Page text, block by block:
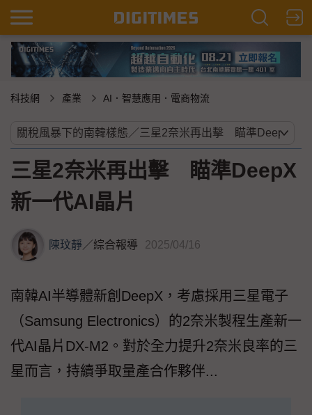
科技網 產業 AI．智慧應用．電商物流
三星2奈米再出擊 瞄準DeepX
新一代AI晶片
陳玟靜／綜合報導 2025/04/16
南韓AI半導體新創DeepX，考慮採用三星電子
（Samsung Electronics）的2奈米製程生產新一
代AI晶片DX-M2。對於全力提升2奈米良率的三
星而言，持續爭取量產合作夥伴...